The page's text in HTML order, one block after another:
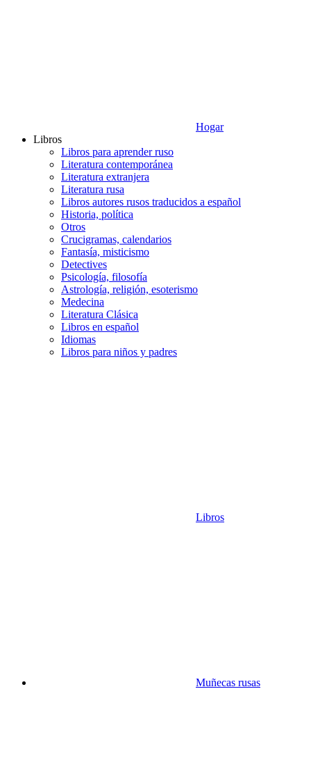
Hogar
Libros
Libros para aprender ruso
Literatura contemporánea
Literatura extranjera
Literatura rusa
Libros autores rusos traducidos a español
Historia, política
Otros
Crucigramas, calendarios
Fantasía, misticismo
Detectives
Psicología, filosofía
Astrología, religión, esoterismo
Medecina
Literatura Clásica
Libros en español
Idiomas
Libros para niños y padres
Libros
Muñecas rusas